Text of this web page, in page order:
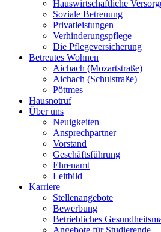
Hauswirtschaftliche
Soziale Betreuung
Privatleistungen
Verhinderungspflege
Die Pflegeversicherung
Betreutes Wohnen
Aichach (Mozartstraße)
Aichach (Schulstraße)
Pöttmes
Hausnotruf
Über uns
Neuigkeiten
Ansprechpartner
Vorstand
Geschäftsführung
Ehrenamt
Leitbild
Karriere
Stellenangebote
Bewerbung
Betriebliches
Angebote für Studierende